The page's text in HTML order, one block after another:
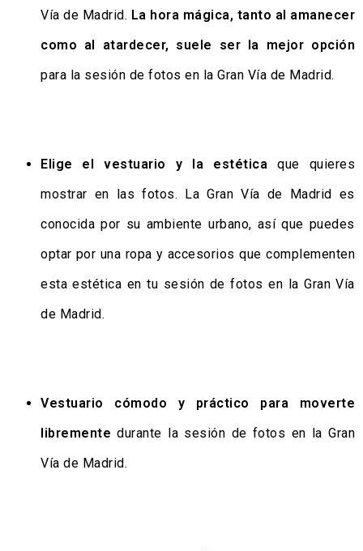
Vía de Madrid. La hora mágica, tanto al amanecer
como al atardecer, suele ser la mejor opción
para la sesión de fotos en la Gran Vía de Madrid.
Elige el vestuario y la estética que quieres
mostrar en las fotos. La Gran Vía de Madrid es
conocida por su ambiente urbano, así que puedes
optar por una ropa y accesorios que complementen
esta estética en tu sesión de fotos en la Gran Vía
de Madrid.
Vestuario cómodo y práctico para moverte
libremente durante la sesión de fotos en la Gran
Vía de Madrid.